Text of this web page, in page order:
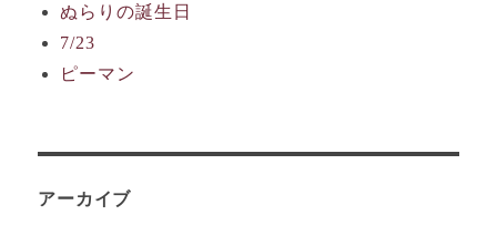
ぬらりの誕生日
7/23
ピーマン
アーカイブ